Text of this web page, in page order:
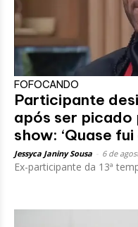
FOFOCANDO
Participante
após ser picado
show: ‘Quase
Jessyca Janiny Sousa 6 de
Ex-participante da 13ª